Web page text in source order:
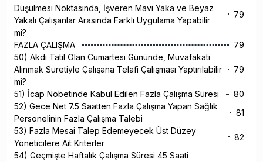
Düşülmesi Noktasında, İşveren Mavi Yaka ve Beyaz
Yakalı Çalışanlar Arasında Farklı Uygulama Yapabilir
mi?
79
FAZLA ÇALIŞMA
79
50) Akdi Tatil Olan Cumartesi Gününde, Muvafakati
Alınmak Suretiyle Çalışana Telafi Çalışması Yaptırılabilir
mi?
79
51) İcap Nöbetinde Kabul Edilen Fazla Çalışma Süresi
80
52) Gece Net 7.5 Saatten Fazla Çalışma Yapan Sağlık
Personelinin Fazla Çalışma Talebi
81
53) Fazla Mesai Talep Edemeyecek Üst Düzey
Yöneticilere Ait Kriterler
82
54) Geçmişte Haftalık Çalışma Süresi 45 Saati